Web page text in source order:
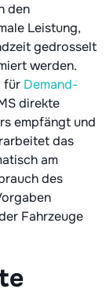
den
Leistung,
gedrosselt
werden.
für Demand-
direkte
empfängt und
das
am
des
Fahrzeuge